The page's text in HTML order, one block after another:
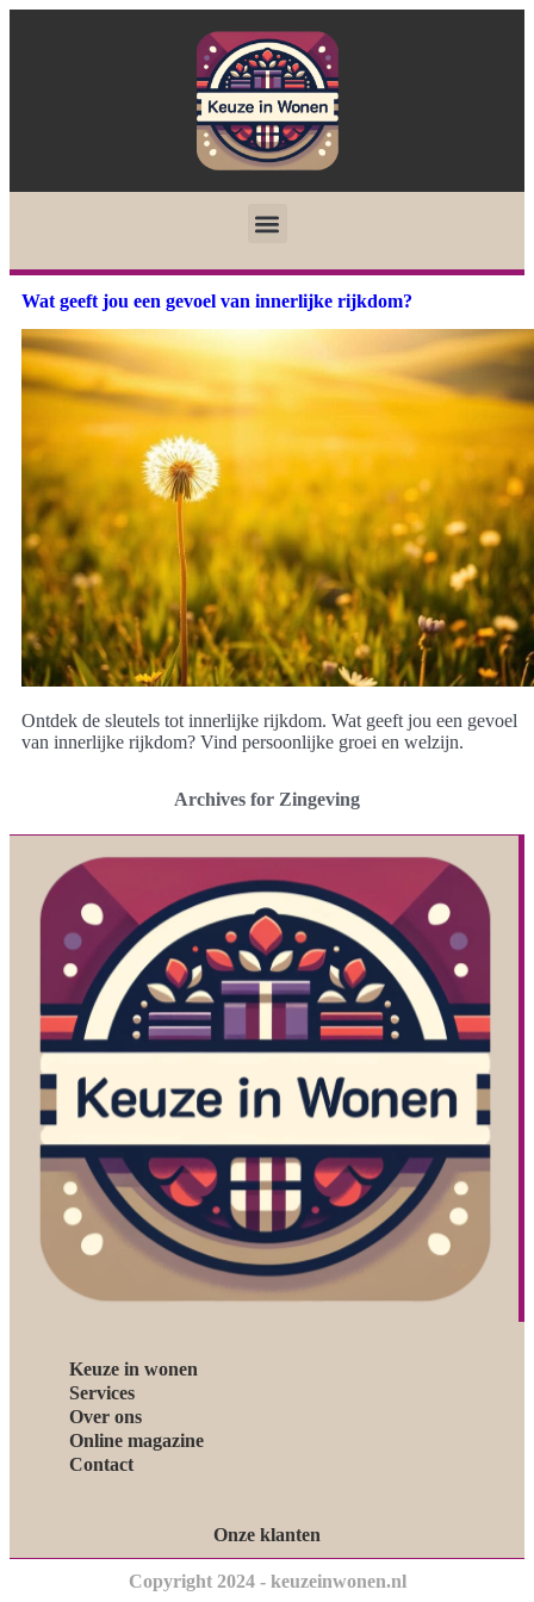
Wat geeft jou een gevoel van innerlijke rijkdom?
Ontdek de sleutels tot innerlijke rijkdom. Wat geeft jou een gevoel
van innerlijke rijkdom? Vind persoonlijke groei en welzijn.
Archives for Zingeving
Keuze in wonen
Services
Over ons
Online magazine
Contact
Onze klanten
Copyright 2024 - keuzeinwonen.nl